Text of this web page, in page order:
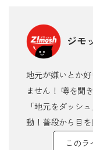
ジモ
地元が嫌いとか
ません！ 噂を聞
「地元をダッシ
動！普段から目を
このラ